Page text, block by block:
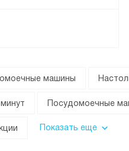
машины
Посудомоечные
Показать еще